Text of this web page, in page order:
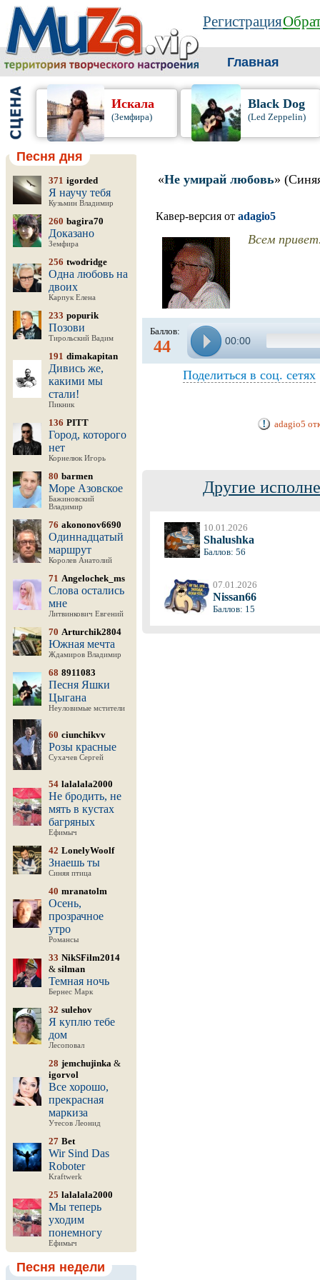
Регистрация
Главная
Искала
(Земфира)
Black Dog
(Led Zeppelin)
Песня дня
371 igorded
Я научу тебя
Кузьмин Владимир
260 bagira70
Доказано
Земфира
256 twodridge
Одна любовь на
двоих
Карпук Елена
233 popurik
Позови
Тирольский Вадим
191 dimakapitan
Дивись же,
какими мы
стали!
Пикник
136 PITT
Город, которого
нет
Корнелюк Игорь
80 barmen
Море Азовское
Бажиновский
Владимир
76 akononov6690
Одиннадцатый
маршрут
Королев Анатолий
71 Angelochek_ms
Слова остались
мне
Литвинкович Евгений
70 Arturchik2804
Южная мечта
Ждамиров Владимир
68 8911083
Песня Яшки
Цыгана
Неуловимые мстители
60 ciunchikvv
Розы красные
Сухачев Сергей
54 lalalala2000
Не бродить, не
мять в кустах
багряных
Ефимыч
42 LonelyWoolf
Знаешь ты
Синяя птица
40 mranatolm
Осень,
прозрачное
утро
Романсы
33 NikSFilm2014
& silman
Темная ночь
Бернес Марк
32 sulehov
Я куплю тебе
дом
Лесоповал
28 jemchujinka &
igorvol
Все хорошо,
прекрасная
маркиза
Утесов Леонид
27 Bet
Wir Sind Das
Roboter
Kraftwerk
25 lalalala2000
Мы теперь
уходим
понемногу
Ефимыч
Песня недели
«Не умирай любовь»
Кавер-версия от adagio5
Всем
Баллов:
44 00:00
Поделиться в соц. сетях
adagio5
Другие
10.01.2026
Shalushka
Баллов: 56
07.01.2026
Nissan66
Баллов: 15